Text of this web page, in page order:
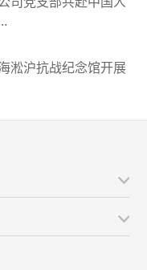
淞沪抗战纪念馆开展